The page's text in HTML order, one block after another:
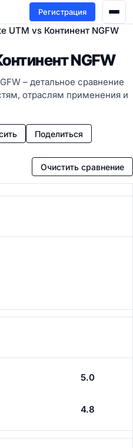
Регистрация
UTM vs Континент NGFW
NGFW
– детальное сравнение
отраслям применения и
Поделиться
Очистить сравнение
5.0
4.8